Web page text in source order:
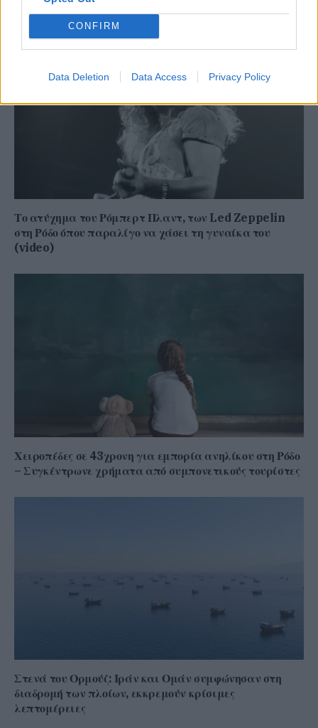
CONFIRM
Data Deletion Data Access Privacy Policy
ΣΥΝΕΧΊΣΤΕ ΝΑ ΔΙΑΒΆΖΕΤΕ
Το ατύχημα του Ρόμπερτ Πλαντ, των Led Zeppelin
στη Ρόδο όπου παραλίγο να χάσει τη γυναίκα του
(video)
Χειροπέδες σε 43χρονη για εμπορία ανηλίκου στη Ρόδο
– Συγκέντρωνε χρήματα από συμπονετικούς τουρίστες
Στενά του Ορμούζ: Ιράν και Ομάν συμφώνησαν στη
διαδρομή των πλοίων, εκκρεμούν κρίσιμες
λεπτομέρειες